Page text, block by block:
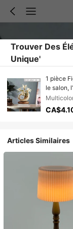
Trouver Des
Unique'
1 pièce
le salon,
Articles Similaires